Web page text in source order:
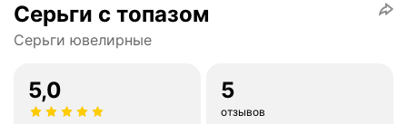
Серьги с топазом
Серьги ювелирные
5,0 5
отзывов